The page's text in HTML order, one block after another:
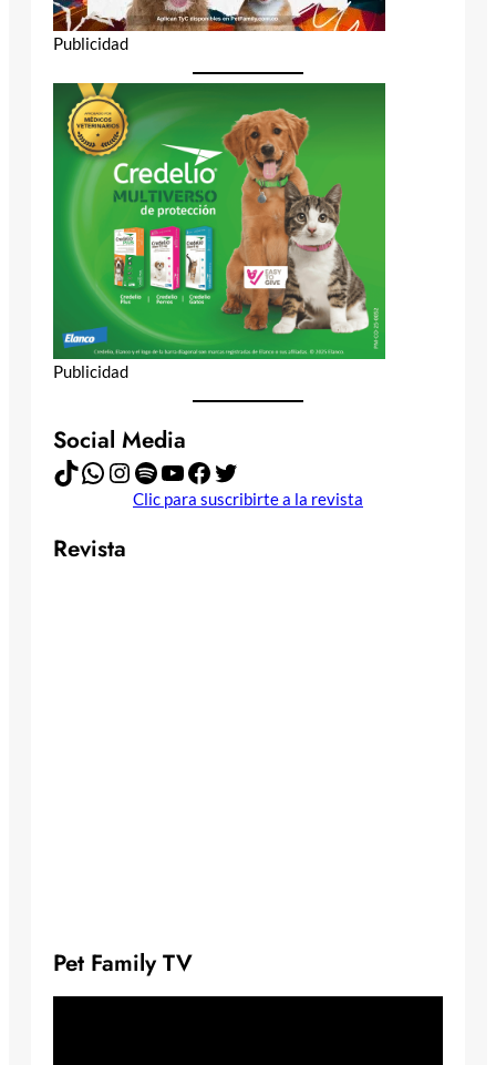
Publicidad
Publicidad
Social Media
TikTok WhatsApp Instagram Spotify YouTube Facebook Twitter
Clic para suscribirte a la revista
Revista
Pet Family TV